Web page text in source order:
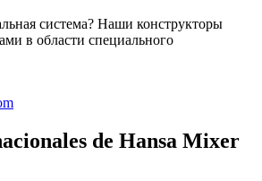
система? Наши конструкторы
в области специального
de Hansa Mixer